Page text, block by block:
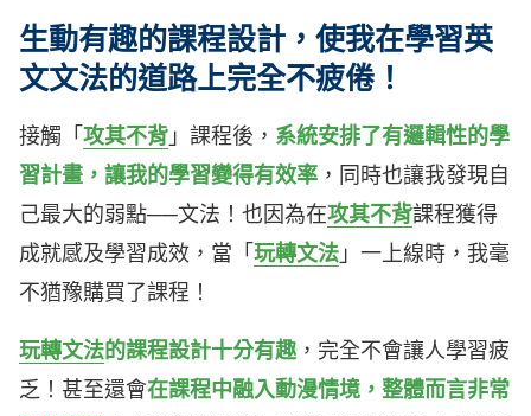
生動有趣的課程設計，使我在學習英
文文法的道路上完全不疲倦！
接觸「 攻其不背 」課程後， 系統安排了有邏輯性的學
習計畫，讓我的學習變得有效率 ，同時也讓我發現自
己最大的弱點──文法！也因為在攻其不背課程獲得
成就感及學習成效，當「 玩轉文法 」一上線時，我毫
不猶豫購買了課程！
玩轉文法的課程設計十分有趣，完全不會讓人學習疲
乏！甚至還會在課程中融入動漫情境，整體而言非常